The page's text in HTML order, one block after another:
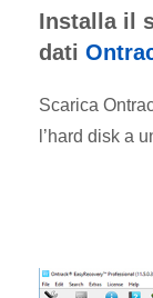
Installa il
dati
Scarica
l’hard disk a